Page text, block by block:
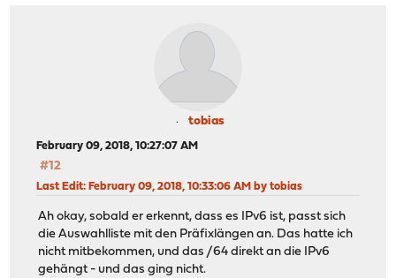
tobias
February 09, 2018, 10:27:07 AM
#12
Last Edit: February 09, 2018, 10:33:06 AM by tobias
Ah okay, sobald er erkennt, dass es IPv6 ist, passt sich
die Auswahlliste mit den Präfixlängen an. Das hatte ich
nicht mitbekommen, und das /64 direkt an die IPv6
gehängt - und das ging nicht.